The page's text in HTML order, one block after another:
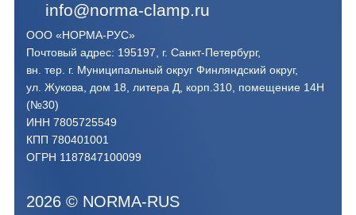
info@norma-clamp.ru
ООО «НОРМА-РУС»
Почтовый адрес: 195197, г. Санкт-Петербург,
вн. тер. г. Муниципальный округ Финляндский округ,
ул. Жукова, дом 18, литера Д, корп.310, помещение 14Н
(№30)
ИНН 7805725549
КПП 780401001
ОГРН 1187847100099
2026 © NORMA-RUS